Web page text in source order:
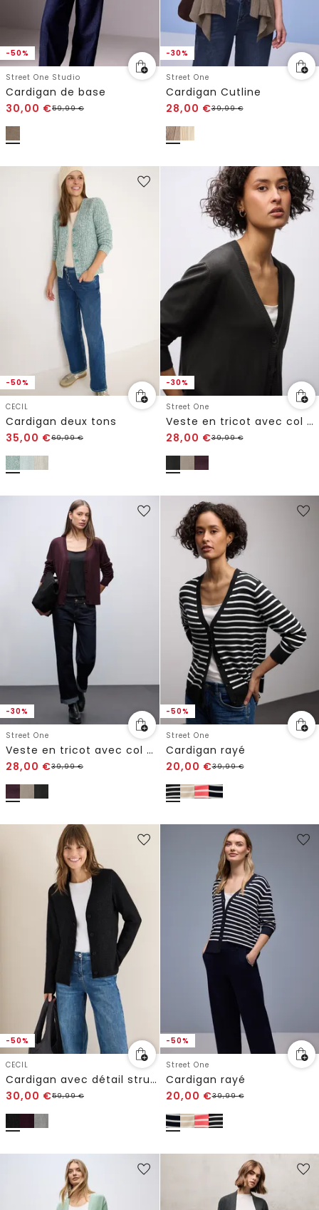
-50%
Street One Studio
Cardigan de base
30,00 €59,99€
-30%
Street One
Cardigan Cutline
28,00 €39,99€
-50%
CECIL
Cardigan deux tons
35,00 €69,99€
-30%
Street One
Veste en tricot avec col en V
28,00 €39,99€
-30%
Street One
Veste en tricot avec col en V
28,00 €39,99€
-50%
Street One
Cardigan rayé
20,00 €39,99€
-50%
CECIL
Cardigan avec détail structuré
30,00 €59,99€
-50%
Street One
Cardigan rayé
20,00 €39,99€